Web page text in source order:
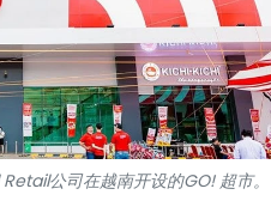
体
公司在越南开设的GO! 超市。